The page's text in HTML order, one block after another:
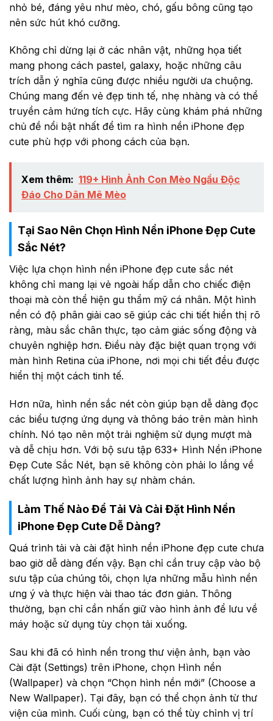
nhỏ bé, đáng yêu như mèo, chó, gấu bông cũng tạo
nên sức hút khó cưỡng.
Không chỉ dừng lại ở các nhân vật, những họa tiết
mang phong cách pastel, galaxy, hoặc những câu
trích dẫn ý nghĩa cũng được nhiều người ưa chuộng.
Chúng mang đến vẻ đẹp tinh tế, nhẹ nhàng và có thể
truyền cảm hứng tích cực. Hãy cùng khám phá những
chủ đề nổi bật nhất để tìm ra hình nền iPhone đẹp
cute phù hợp với phong cách của bạn.
Xem thêm: 119+ Hình Ảnh Con Mèo Ngầu Độc
Đáo Cho Dân Mê Mèo
Tại Sao Nên Chọn Hình Nền iPhone Đẹp Cute
Sắc Nét?
Việc lựa chọn hình nền iPhone đẹp cute sắc nét
không chỉ mang lại vẻ ngoài hấp dẫn cho chiếc điện
thoại mà còn thể hiện gu thẩm mỹ cá nhân. Một hình
nền có độ phân giải cao sẽ giúp các chi tiết hiển thị rõ
ràng, màu sắc chân thực, tạo cảm giác sống động và
chuyên nghiệp hơn. Điều này đặc biệt quan trọng với
màn hình Retina của iPhone, nơi mọi chi tiết đều được
hiển thị một cách tinh tế.
Hơn nữa, hình nền sắc nét còn giúp bạn dễ dàng đọc
các biểu tượng ứng dụng và thông báo trên màn hình
chính. Nó tạo nên một trải nghiệm sử dụng mượt mà
và dễ chịu hơn. Với bộ sưu tập 633+ Hình Nền iPhone
Đẹp Cute Sắc Nét, bạn sẽ không còn phải lo lắng về
chất lượng hình ảnh hay sự nhàm chán.
Làm Thế Nào Để Tải Và Cài Đặt Hình Nền
iPhone Đẹp Cute Dễ Dàng?
Quá trình tải và cài đặt hình nền iPhone đẹp cute chưa
bao giờ dễ dàng đến vậy. Bạn chỉ cần truy cập vào bộ
sưu tập của chúng tôi, chọn lựa những mẫu hình nền
ưng ý và thực hiện vài thao tác đơn giản. Thông
thường, bạn chỉ cần nhấn giữ vào hình ảnh để lưu về
máy hoặc sử dụng tùy chọn tải xuống.
Sau khi đã có hình nền trong thư viện ảnh, bạn vào
Cài đặt (Settings) trên iPhone, chọn Hình nền
(Wallpaper) và chọn “Chọn hình nền mới” (Choose a
New Wallpaper). Tại đây, bạn có thể chọn ảnh từ thư
viện của mình. Cuối cùng, bạn có thể tùy chỉnh vị trí